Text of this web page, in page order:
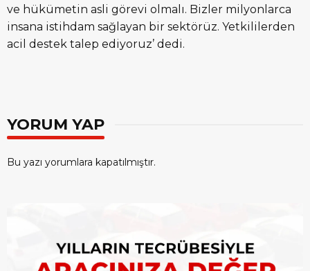
ve hükümetin asli görevi olmalı. Bizler milyonlarca
insana istihdam sağlayan bir sektörüz. Yetkililerden
acil destek talep ediyoruz’ dedi.
YORUM YAP
Bu yazı yorumlara kapatılmıştır.